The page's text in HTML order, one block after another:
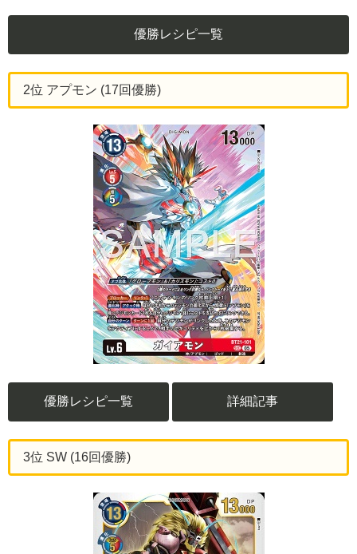
優勝レシピ一覧
2位 アプモン (17回優勝)
優勝レシピ一覧 詳細記事
3位 SW (16回優勝)